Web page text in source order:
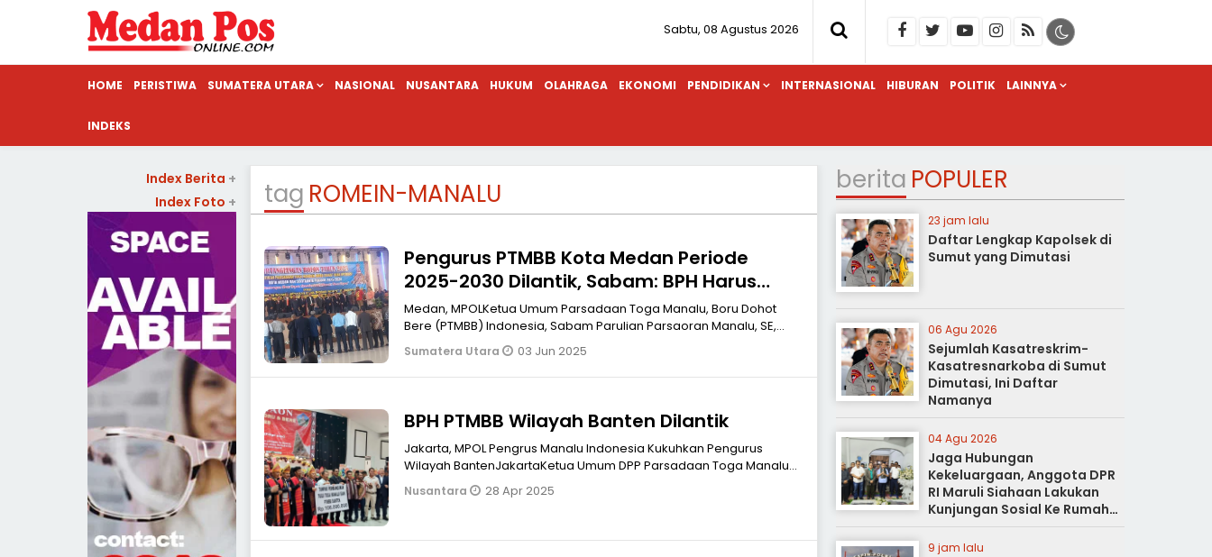
Sabtu, 08 Agustus 2026
HOME PERISTIWA SUMATERA UTARA NASIONAL NUSANTARA HUKUM OLAHRAGA EKONOMI PENDIDIKAN INTERNASIONAL HIBURAN POLITIK LAINNYA
INDEKS
tag ROMEIN-MANALU
Pengurus PTMBB Kota Medan Periode
2025-2030 Dilantik, Sabam: BPH Harus
Garda Terdepan Dalam Pembangunan
Tugu Manalu
Medan, MPOLKetua Umum Parsadaan Toga Manalu, Boru Dohot
Bere (PTMBB) Indonesia, Sabam Parulian Parsaoran Manalu, SE,
M.AP meminta kepada ja
Sumatera Utara 03 Jun 2025
BPH PTMBB Wilayah Banten Dilantik
Jakarta, MPOL Pengrus Manalu Indonesia Kukuhkan Pengurus
Wilayah BantenJakartaKetua Umum DPP Parsadaan Toga Manalu
Boru dohot Bere (PTMBB
Nusantara 28 Apr 2025
Index Berita +
Index Foto +
berita POPULER
23 jam lalu
Daftar Lengkap Kapolsek di
Sumut yang Dimutasi
06 Agu 2026
Sejumlah Kasatreskrim-
Kasatresnarkoba di Sumut
Dimutasi, Ini Daftar
Namanya
04 Agu 2026
Jaga Hubungan
Kekeluargaan, Anggota DPR
RI Maruli Siahaan Lakukan
Kunjungan Sosial Ke Rumah
Duka
9 jam lalu